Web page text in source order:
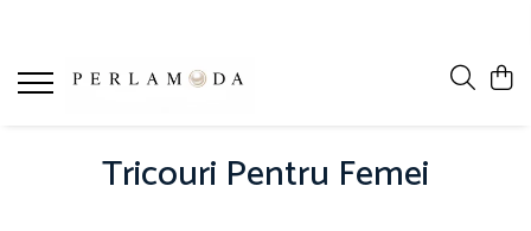
Tricouri Pentru Femei